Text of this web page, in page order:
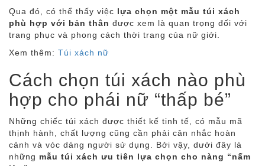
Qua đó, có thể thấy việc lựa chọn một mẫu túi xách
phù hợp với bản thân được xem là quan trọng đối với
trang phục và phong cách thời trang của nữ giới.
Xem thêm: Túi xách nữ
Cách chọn túi xách nào phù
hợp cho phái nữ “thấp bé”
Những chiếc túi xách được thiết kế tinh tế, có mẫu mã
thịnh hành, chất lượng cũng cần phải cân nhắc hoàn
cảnh và vóc dáng người sử dụng. Bởi vậy, dưới đây là
những mẫu túi xách ưu tiên lựa chọn cho nàng “nấm